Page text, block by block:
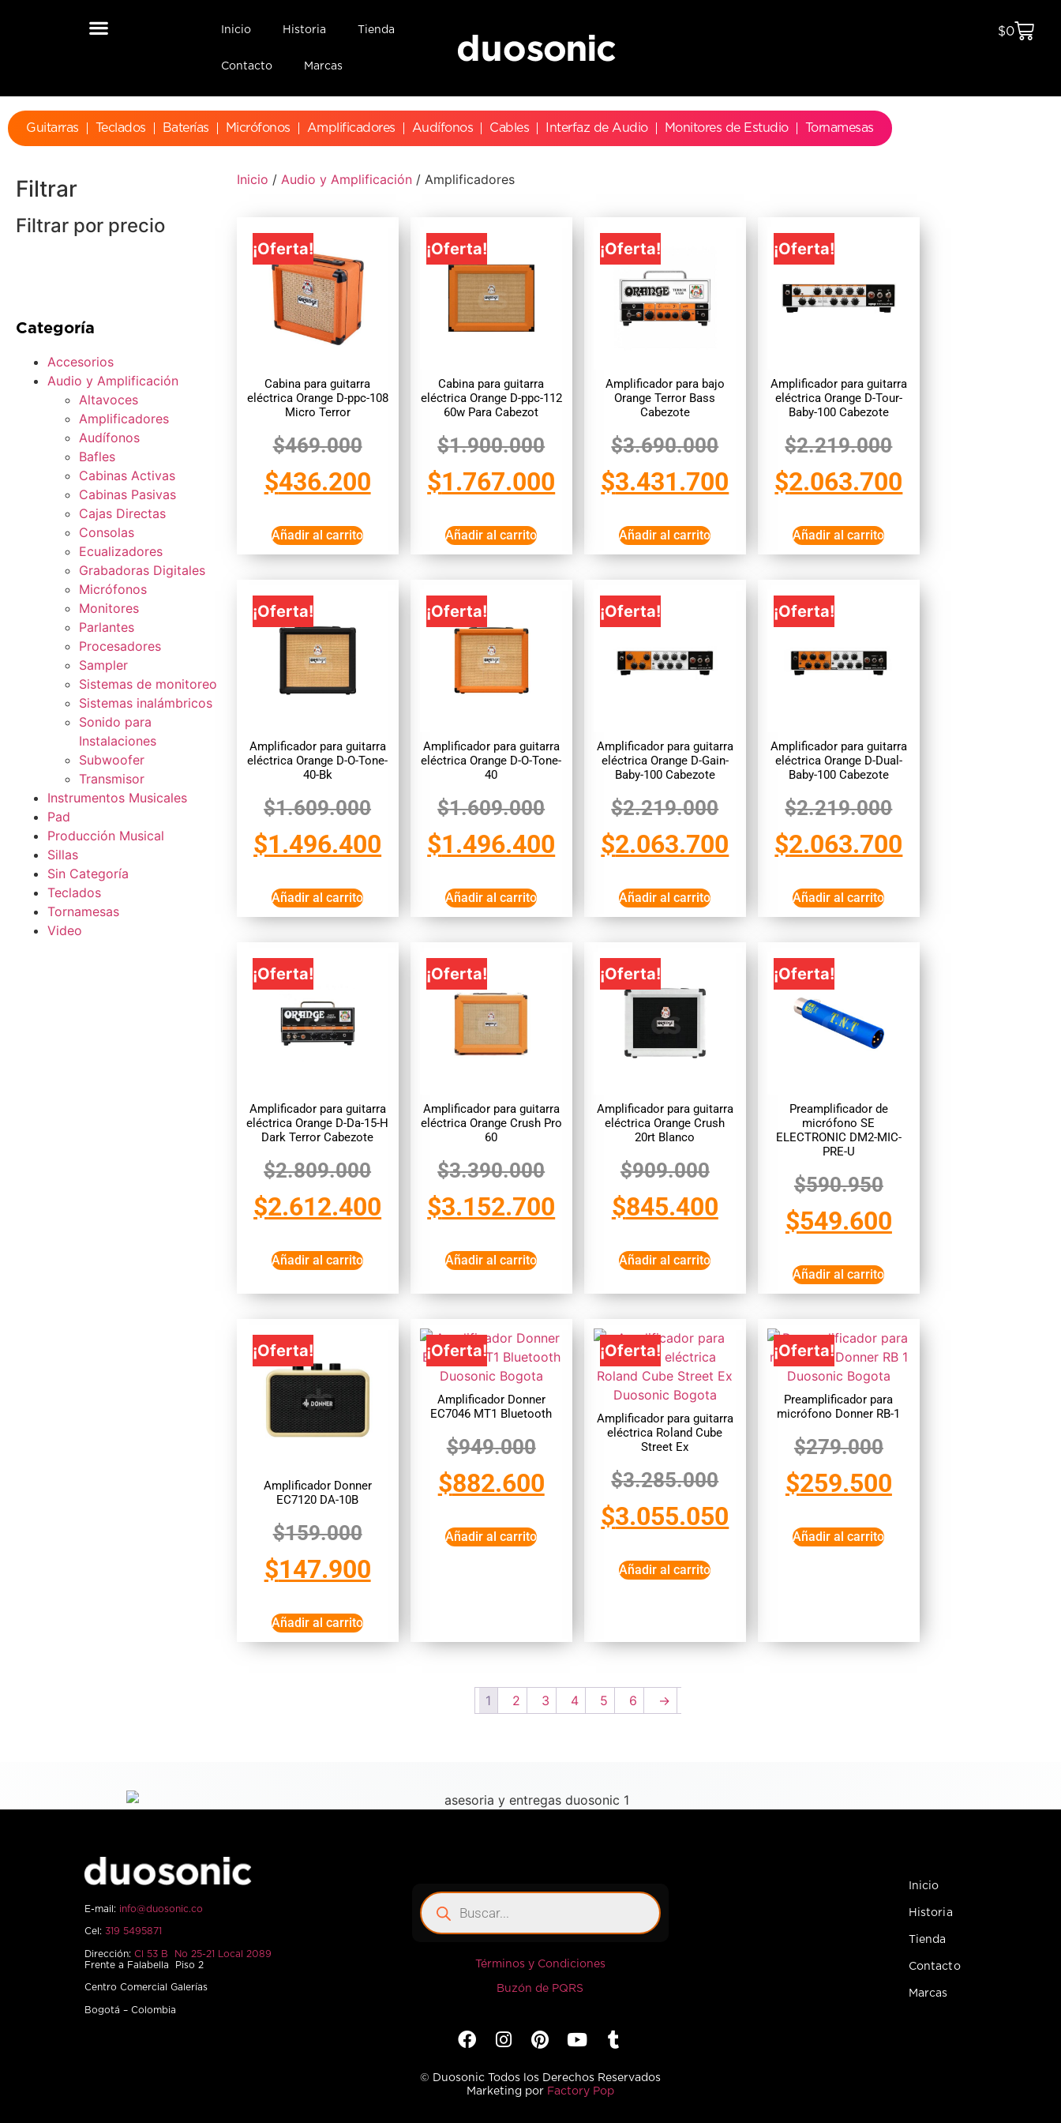
Inicio Historia Tienda
Contacto Marcas
$0
Guitarras Teclados Baterías Micrófonos Amplificadores Audífonos Cables Interfaz de Audio Monitores de Estudio Tornamesas
Filtrar
Filtrar por precio
Categoría
Accesorios
Audio y Amplificación
Altavoces
Amplificadores
Audífonos
Bafles
Cabinas Activas
Cabinas Pasivas
Cajas Directas
Consolas
Ecualizadores
Grabadoras Digitales
Micrófonos
Monitores
Parlantes
Procesadores
Sampler
Sistemas de monitoreo
Sistemas inalámbricos
Sonido para
Instalaciones
Subwoofer
Transmisor
Instrumentos Musicales
Pad
Producción Musical
Sillas
Sin Categoría
Teclados
Tornamesas
Video
Inicio / Audio y Amplificación/ Amplificadores
¡Oferta!
Cabina para guitarra
eléctrica Orange D-ppc-108
Micro Terror
$469.000
$436.200
Añadir al carrito
¡Oferta!
Cabina para guitarra
eléctrica Orange D-ppc-112
60w Para Cabezot
$1.900.000
$1.767.000
Añadir al carrito
¡Oferta!
Amplificador para bajo
Orange Terror Bass
Cabezote
$3.690.000
$3.431.700
Añadir al carrito
¡Oferta!
Amplificador para guitarra
eléctrica Orange D-Tour-
Baby-100 Cabezote
$2.219.000
$2.063.700
Añadir al carrito
¡Oferta!
Amplificador para guitarra
eléctrica Orange D-O-Tone-
40-Bk
$1.609.000
$1.496.400
Añadir al carrito
¡Oferta!
Amplificador para guitarra
eléctrica Orange D-O-Tone-
40
$1.609.000
$1.496.400
Añadir al carrito
¡Oferta!
Amplificador para guitarra
eléctrica Orange D-Gain-
Baby-100 Cabezote
$2.219.000
$2.063.700
Añadir al carrito
¡Oferta!
Amplificador para guitarra
eléctrica Orange D-Dual-
Baby-100 Cabezote
$2.219.000
$2.063.700
Añadir al carrito
¡Oferta!
Amplificador para guitarra
eléctrica Orange D-Da-15-H
Dark Terror Cabezote
$2.809.000
$2.612.400
Añadir al carrito
¡Oferta!
Amplificador para guitarra
eléctrica Orange Crush Pro
60
$3.390.000
$3.152.700
Añadir al carrito
¡Oferta!
Amplificador para guitarra
eléctrica Orange Crush
20rt Blanco
$909.000
$845.400
Añadir al carrito
¡Oferta!
Preamplificador de
micrófono SE
ELECTRONIC DM2-MIC-
PRE-U
$590.950
$549.600
Añadir al carrito
¡Oferta!
Amplificador Donner
EC7120 DA-10B
$159.000
$147.900
Añadir al carrito
¡Oferta!
Amplificador Donner
EC7046 MT1 Bluetooth
$949.000
$882.600
Añadir al carrito
¡Oferta!
Amplificador para guitarra
eléctrica Roland Cube
Street Ex
$3.285.000
$3.055.050
Añadir al carrito
¡Oferta!
Preamplificador para
micrófono Donner RB-1
$279.000
$259.500
Añadir al carrito
1 2 3 4 5 6 →
E-mail: info@duosonic.co
Cel: 319 5495871
Dirección: Cl 53 B No 25-21 Local 2089
Frente a Falabella Piso 2
Centro Comercial Galerías
Bogotá – Colombia
Términos y Condiciones
Buzón de PQRS
© Duosonic Todos los Derechos Reservados
Marketing por Factory Pop
Inicio
Historia
Tienda
Contacto
Marcas